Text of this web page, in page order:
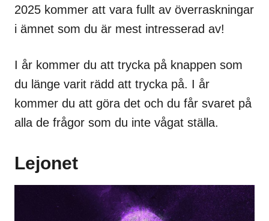
2025 kommer att vara fullt av överraskningar
i ämnet som du är mest intresserad av!
I år kommer du att trycka på knappen som
du länge varit rädd att trycka på. I år
kommer du att göra det och du får svaret på
alla de frågor som du inte vågat ställa.
Lejonet